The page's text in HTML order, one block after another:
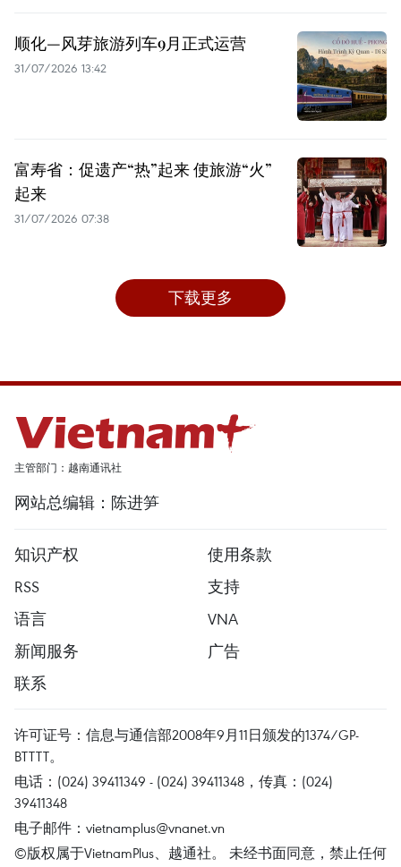
顺化—风芽旅游列车9月正式运营
31/07/2026 13:42
富寿省：促遗产“热”起来 使旅游“火”
起来
31/07/2026 07:38
下载更多
主管部门：越南通讯社
网站总编辑：陈进笋
知识产权
使用条款
RSS
支持
语言
VNA
新闻服务
广告
联系
许可证号：信息与通信部2008年9月11日颁发的1374/GP-
BTTTT。
电话：(024) 39411349 - (024) 39411348，传真：(024)
39411348
电子邮件： vietnamplus@vnanet.vn
©版权属于VietnamPlus、越通社。 未经书面同意，禁止任何